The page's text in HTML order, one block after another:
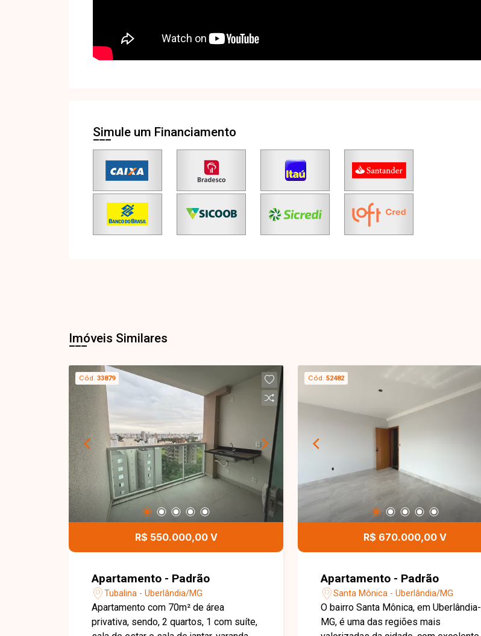
Simule um Financiamento
Imóveis Similares
Cód. 33879
R$ 550.000,00 V
Apartamento - Padrão
Tubalina - Uberlândia/MG
Apartamento com 70m² de área
privativa, sendo, 2 quartos, 1 com suíte,
Cód. 52482
R$ 670.000,00 V
Apartamento - Padrão
Santa Mônica - Uberlândia/MG
O bairro Santa Mônica, em Uberlândia-
MG, é uma das regiões mais